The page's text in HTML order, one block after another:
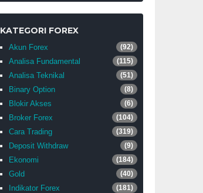
KATEGORI FOREX
Akun Forex (92)
Analisa Fundamental (115)
Analisa Teknikal (51)
Binary Option (8)
Blokir Akses (6)
Broker Forex (104)
Cara Trading (319)
Deposit Withdraw (9)
Ekonomi (184)
Gold (40)
Indikator Forex (181)